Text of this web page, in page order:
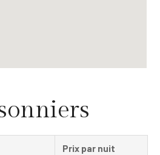
Prix par nuit